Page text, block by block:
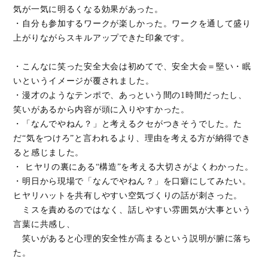
気が一気に明るくなる効果があった。
・自分も参加するワークが楽しかった。ワークを通して盛り
上がりながらスキルアップできた印象です。
・こんなに笑った安全大会は初めてで、安全大会＝堅い・眠
いというイメージが覆されました。
・漫才のようなテンポで、あっという間の1時間だったし、
笑いがあるから内容が頭に入りやすかった。
・「なんでやねん？」と考えるクセがつきそうでした。た
だ“気をつけろ”と言われるより、理由を考える方が納得でき
ると感じました。
・ ヒヤリの裏にある“構造”を考える大切さがよくわかった。
・明日から現場で「なんでやねん？」を口癖にしてみたい。
ヒヤリハットを共有しやすい空気づくりの話が刺さった。
ミスを責めるのではなく、話しやすい雰囲気が大事という
言葉に共感し、
笑いがあると心理的安全性が高まるという説明が腑に落ち
た。